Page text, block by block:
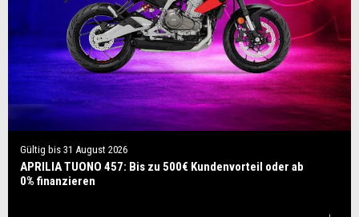
Gültig bis 31 August 2026
APRILIA TUONO 457: Bis zu 500€ Kundenvorteil oder ab
0% finanzieren